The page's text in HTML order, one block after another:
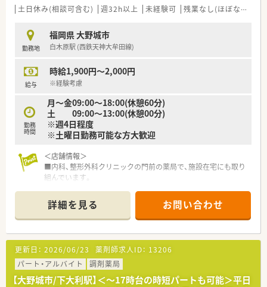
土日休み(相談可含む) 週32h以上 未経験可 残業なし(ほぼなし含む)
勤務地
福岡県 大野城市
白木原駅 (西鉄天神大牟田線)
給与
時給1,900円～2,000円
※経験考慮
勤務
時間
月～金09:00～18:00(休憩60分)
土 09:00～13:00(休憩00分)
※週4日程度
※土曜日勤務可能な方大歓迎
＜店舗情報＞
■内科、整形外科クリニックの門前の薬局で、施設在宅にも取り
組んでいます。
介護用品もあります。
＜こんな薬局です＞
■福岡県春日市に本社を構え、福岡県内を中心に25店舗以上展
開しております。調剤薬局だけでなく、福祉施設などもグループ
内にあり、多角経営を行っております。
■処方箋枚数の多い店舗が多く、各店舗とも経営が安定しており
ます。
■在宅業務も積極的に取り組んでおり、TPN/IVH（中心静脈栄養
詳細を見る お問い合わせ
更新日： 2026/06/23 薬剤師求人ID： 13206
パート・アルバイト
調剤薬局
【大野城市/下大利駅】＜～17時台の時短パートも可能＞平日